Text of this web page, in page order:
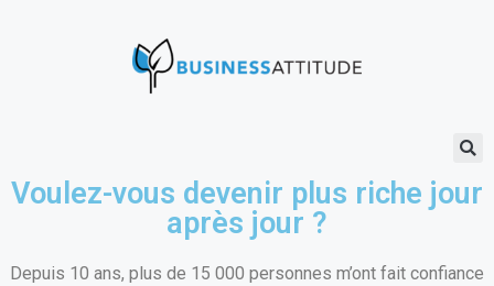
Voulez-vous devenir plus riche jour
après jour ?
Depuis 10 ans, plus de 15 000 personnes m’ont fait confiance